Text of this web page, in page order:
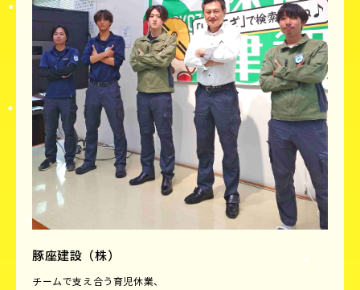
豚座建設（株）
チームで支え合う育児休業、